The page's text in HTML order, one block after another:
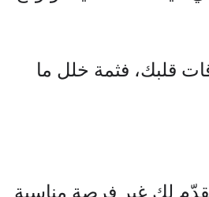
قلبك، فثمة خلل ما
لك غير فرصة مناسبة